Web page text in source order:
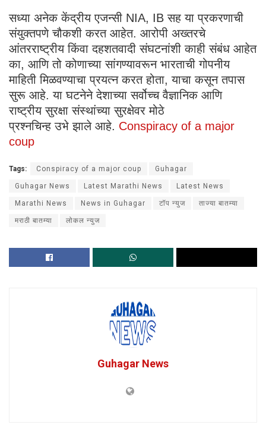
सध्या अनेक केंद्रीय एजन्सी NIA, IB सह या प्रकरणाची
संयुक्तपणे चौकशी करत आहेत. आरोपी अख्तरचे
आंतरराष्ट्रीय किंवा दहशतवादी संघटनांशी काही संबंध आहेत
का, आणि तो कोणाच्या सांगण्यावरून भारताची गोपनीय
माहिती मिळवण्याचा प्रयत्न करत होता, याचा कसून तपास
सुरू आहे. या घटनेने देशाच्या सर्वोच्च वैज्ञानिक आणि
राष्ट्रीय सुरक्षा संस्थांच्या सुरक्षेवर मोठे
प्रश्नचिन्ह उभे झाले आहे. Conspiracy of a major
coup
Tags: Conspiracy of a major coup Guhagar
Guhagar News Latest Marathi News Latest News
Marathi News News in Guhagar टॉप न्युज ताज्या बातम्या
मराठी बातम्या लोकल न्युज
Guhagar News